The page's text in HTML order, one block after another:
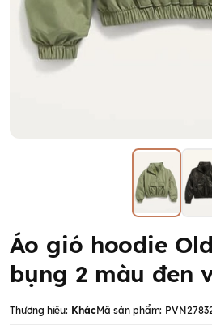
Áo gió hoodie
bụng 2 màu đen
Thương hiệu: KhácMã sản phẩm: